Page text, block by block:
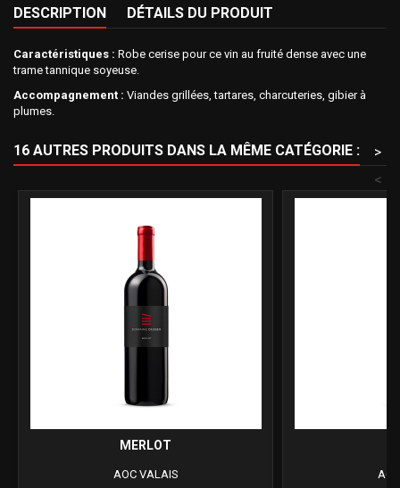
DESCRIPTION DÉTAILS DU PRODUIT
Caractéristiques : Robe cerise pour ce vin au fruité dense avec une
trame tannique soyeuse.
Accompagnement : Viandes grillées, tartares, charcuteries, gibier à
plumes.
16 AUTRES PRODUITS DANS LA MÊME CATÉGORIE :
>
<
MERLOT
AOC VALAIS